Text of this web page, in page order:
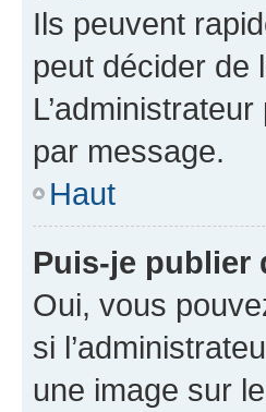
Ils peuvent
peut décider de
par message.
Haut
Puis-je publier
Oui, vous
si
une image sur